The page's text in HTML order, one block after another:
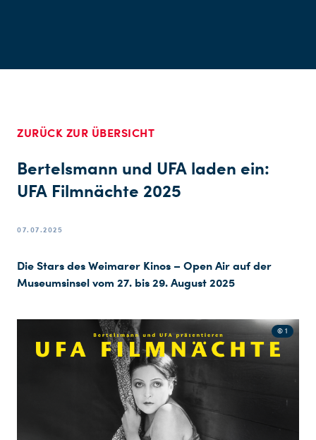
ZURÜCK ZUR ÜBERSICHT
Bertelsmann und UFA laden ein:
UFA Filmnächte 2025
07.07.2025
Die Stars des Weimarer Kinos – Open Air auf der
Museumsinsel vom 27. bis 29. August 2025
© 1